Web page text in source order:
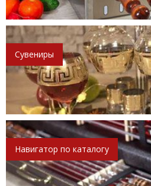
Сувениры
Навигатор по каталогу